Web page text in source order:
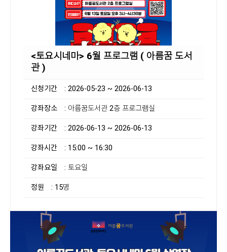
<토요시네마> 6월 프로그램 ( 아름꿈 도서
관 )
신청기간 : 2026-05-23 ~ 2026-06-13
강좌장소 : 아름꿈도서관 2층 프로그램실
강좌기간 : 2026-06-13 ~ 2026-06-13
강좌시간 : 15:00 ~ 16:30
강좌요일 : 토요일
정원 : 15명